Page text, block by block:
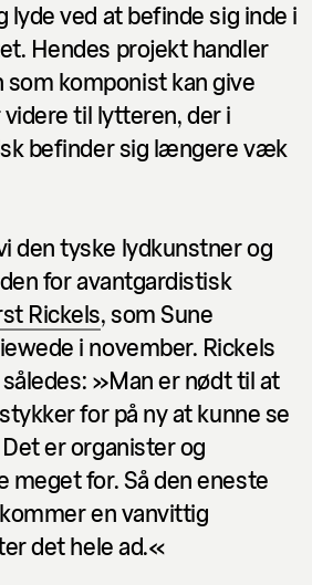
lyde ved at befinde sig inde i
Hendes projekt handler
som komponist kan give
til lytteren, der i
befinder sig længere væk
den tyske lydkunstner og
for avantgardistisk
Rickels, som Sune
i november. Rickels
»Man er nødt til at
for på ny at kunne se
er organister og
meget for. Så den eneste
en vanvittig
det hele ad.«